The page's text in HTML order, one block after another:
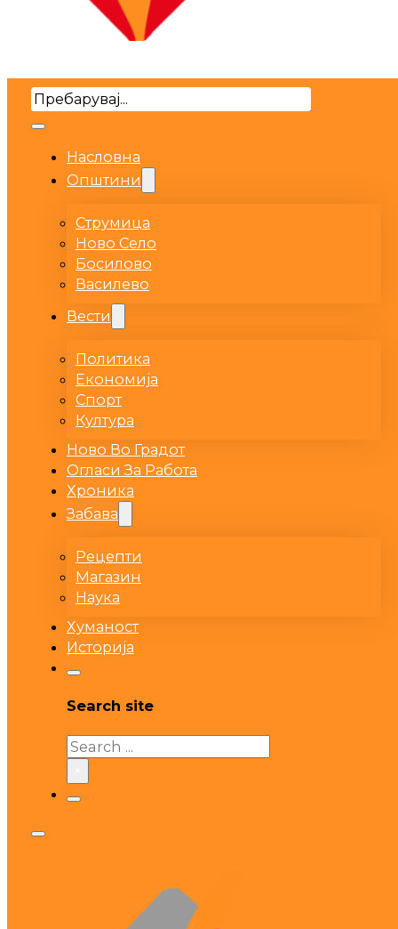
Search
Насловна
Општини
Струмица
Ново Село
Босилово
Василево
Вести
Политика
Економија
Спорт
Култура
Ново Во Градот
Огласи За Работа
Хроника
Забава
Рецепти
Магазин
Наука
Хуманост
Историја
Search site
Search